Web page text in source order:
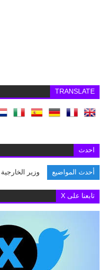
TRANSLATE
احدث
أحدث المواضيع وزير
تابعنا على X